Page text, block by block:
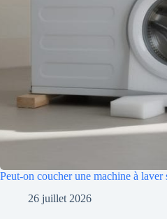
Peut-on coucher une machine à laver
26 juillet 2026